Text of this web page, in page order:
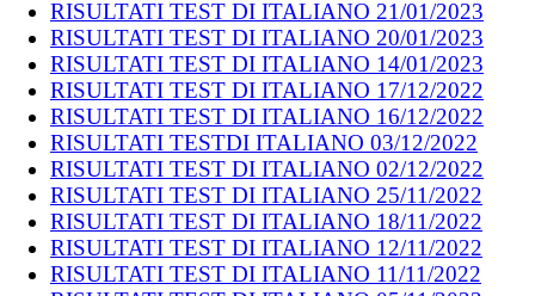
RISULTATI TEST DI ITALIANO 21/01/2023
RISULTATI TEST DI ITALIANO 20/01/2023
RISULTATI TEST DI ITALIANO 14/01/2023
RISULTATI TEST DI ITALIANO 17/12/2022
RISULTATI TEST DI ITALIANO 16/12/2022
RISULTATI TESTDI ITALIANO 03/12/2022
RISULTATI TEST DI ITALIANO 02/12/2022
RISULTATI TEST DI ITALIANO 25/11/2022
RISULTATI TEST DI ITALIANO 18/11/2022
RISULTATI TEST DI ITALIANO 12/11/2022
RISULTATI TEST DI ITALIANO 11/11/2022